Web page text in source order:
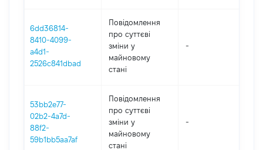
6dd36814-
8410-4099-
a4d1-
2526c841dbad
Повідомлення
про суттєві
зміни y
майновому
стані
-
53bb2e77-
02b2-4a7d-
88f2-
59b1bb5aa7af
Повідомлення
про суттєві
зміни y
майновому
стані
-